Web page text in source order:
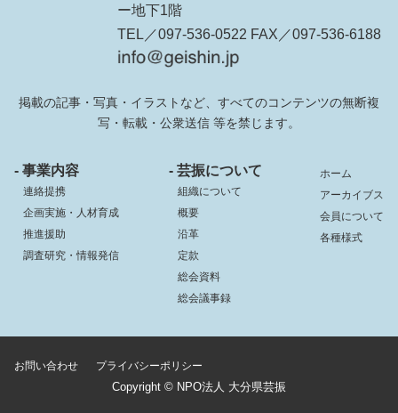
ー地下1階
TEL／097-536-0522 FAX／097-536-6188
掲載の記事・写真・イラストなど、すべてのコンテンツの無断複
写・転載・公衆送信 等を禁じます。
- 事業内容
連絡提携
企画実施・人材育成
推進援助
調査研究・情報発信
- 芸振について
組織について
概要
沿革
定款
総会資料
総会議事録
ホーム
アーカイブス
会員について
各種様式
お問い合わせ プライバシーポリシー
Copyright © NPO法人 大分県芸振